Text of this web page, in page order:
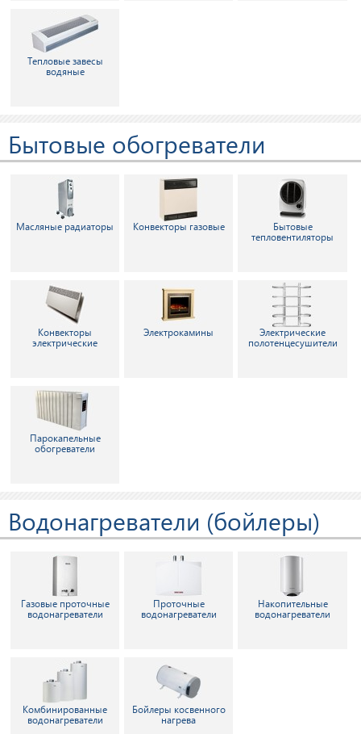
Тепловые завесы
водяные
Бытовые обогреватели
Масляные радиаторы Конвекторы газовые
Бытовые
тепловентиляторы
Конвекторы
электрические
Электрокамины
Электрические
полотенцесушители
Парокапельные
обогреватели
Водонагреватели (бойлеры)
Газовые проточные
водонагреватели
Проточные
водонагреватели
Накопительные
водонагреватели
Комбинированные
водонагреватели
Бойлеры косвенного
нагрева